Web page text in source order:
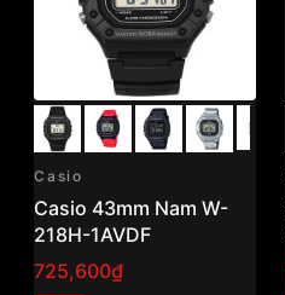
Casio
Casio 43mm Nam W-
218H-1AVDF
725,600₫